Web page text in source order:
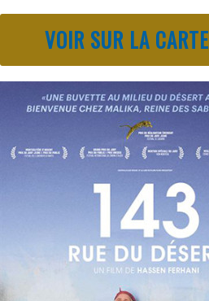
VOIR SUR LA CARTE